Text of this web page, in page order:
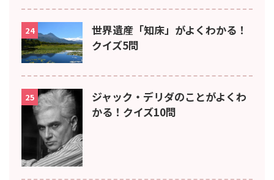
24
世界遺産「知床」がよくわかる！
クイズ5問
25
ジャック・デリダのことがよくわ
かる！クイズ10問